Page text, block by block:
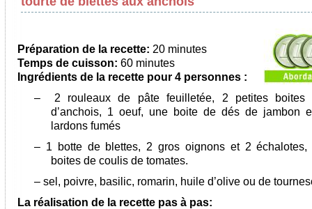
Préparation de la recette: 20 minutes
Temps de cuisson: 60 minutes
Ingrédients de la recette pour 4 personnes :
–
2 rouleaux de pâte feuilletée, 2 petites boites
d’anchois, 1 oeuf, une boite de dés de jambon
lardons fumés
– 1 botte de blettes, 2 gros oignons et 2 échalotes,
boites de coulis de tomates.
– sel, poivre, basilic, romarin, huile d’olive ou de
La réalisation de la recette pas à pas: